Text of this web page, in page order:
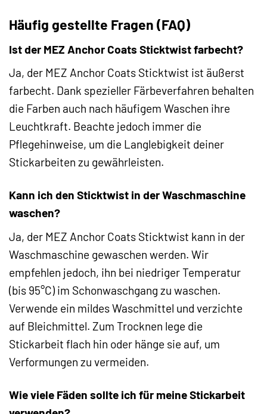
Häufig gestellte Fragen (FAQ)
Ist der MEZ Anchor Coats Sticktwist farbecht?
Ja, der MEZ Anchor Coats Sticktwist ist äußerst
farbecht. Dank spezieller Färbeverfahren behalten
die Farben auch nach häufigem Waschen ihre
Leuchtkraft. Beachte jedoch immer die
Pflegehinweise, um die Langlebigkeit deiner
Stickarbeiten zu gewährleisten.
Kann ich den Sticktwist in der Waschmaschine
waschen?
Ja, der MEZ Anchor Coats Sticktwist kann in der
Waschmaschine gewaschen werden. Wir
empfehlen jedoch, ihn bei niedriger Temperatur
(bis 95°C) im Schonwaschgang zu waschen.
Verwende ein mildes Waschmittel und verzichte
auf Bleichmittel. Zum Trocknen lege die
Stickarbeit flach hin oder hänge sie auf, um
Verformungen zu vermeiden.
Wie viele Fäden sollte ich für meine Stickarbeit